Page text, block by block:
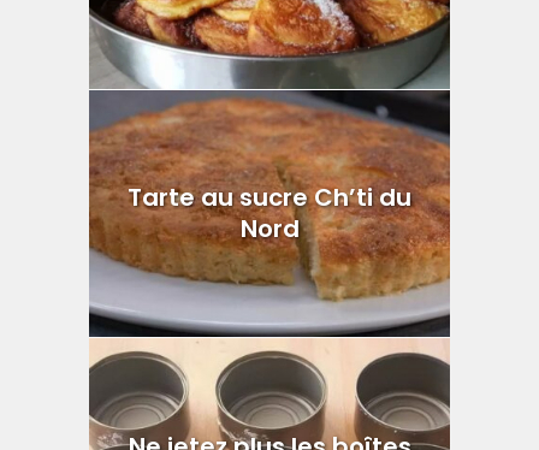
Tarte au sucre Ch’ti du
Nord